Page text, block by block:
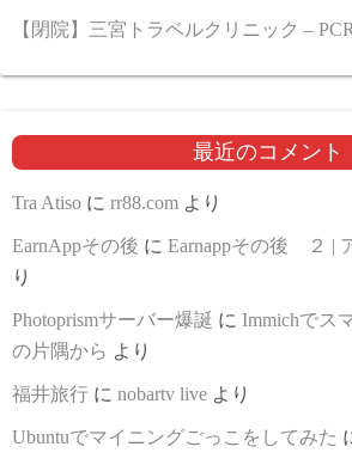
【閉院】三宮トラベルクリニック –
最近のコメント
Tra Atiso に rr88.com より
EarnAppその後 に Earnappその後 ２ |
り
Photoprismサーバー爆誕 に Immichでス
の片隅から より
福井旅行 に nobartv live より
Ubuntuでマイニングごっこをしてみた